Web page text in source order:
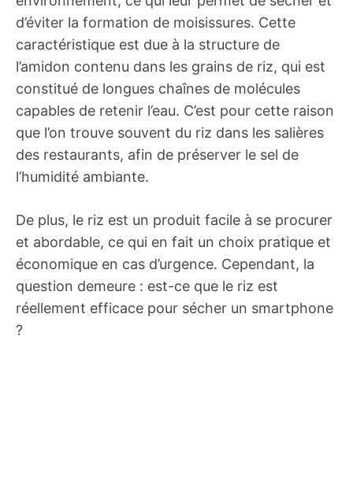
d’éviter la formation de moisissures. Cette
caractéristique est due à la structure de
l’amidon contenu dans les grains de riz, qui est
constitué de longues chaînes de molécules
capables de retenir l’eau. C’est pour cette raison
que l’on trouve souvent du riz dans les salières
des restaurants, afin de préserver le sel de
l’humidité ambiante.
De plus, le riz est un produit facile à se procurer
et abordable, ce qui en fait un choix pratique et
économique en cas d’urgence. Cependant, la
question demeure : est-ce que le riz est
réellement efficace pour sécher un smartphone
?